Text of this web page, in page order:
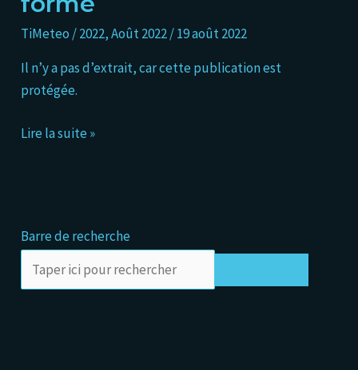
TiMeteo /2022,Août 2022/19 août 2022
Il n’y a pas d’extrait, car cette publication est
protégée.
CTP
04L
forme
Lire la suite »
Barre de recherche